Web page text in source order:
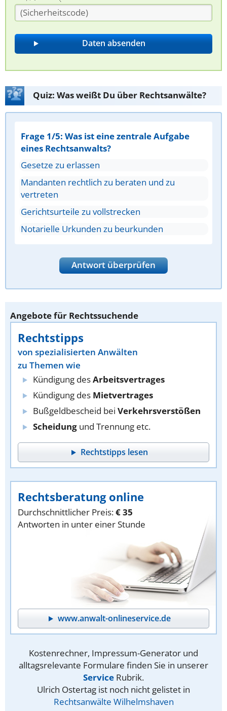
Quiz: Was weißt Du über Rechtsanwälte?
Frage 1/5: Was ist eine zentrale Aufgabe
eines Rechtsanwalts?
Gesetze zu erlassen
Mandanten rechtlich zu beraten und zu
vertreten
Gerichtsurteile zu vollstrecken
Notarielle Urkunden zu beurkunden
Antwort überprüfen
Angebote für Rechtssuchende
Rechtstipps
von spezialisierten Anwälten
zu Themen wie
Kündigung desArbeitsvertrages
Kündigung des Mietvertrages
Bußgeldbescheid bei Verkehrsverstößen
Scheidung und Trennung etc.
Rechtstipps lesen
Rechtsberatung online
Durchschnittlicher Preis:€ 35
Antworten in unter einer Stunde
www.anwalt-onlineservice.de
Kostenrechner, Impressum-Generator und
alltagsrelevante Formulare finden Sie in unserer
Service Rubrik.
Ulrich Ostertag ist noch nicht gelistet in
Rechtsanwälte Wilhelmshaven